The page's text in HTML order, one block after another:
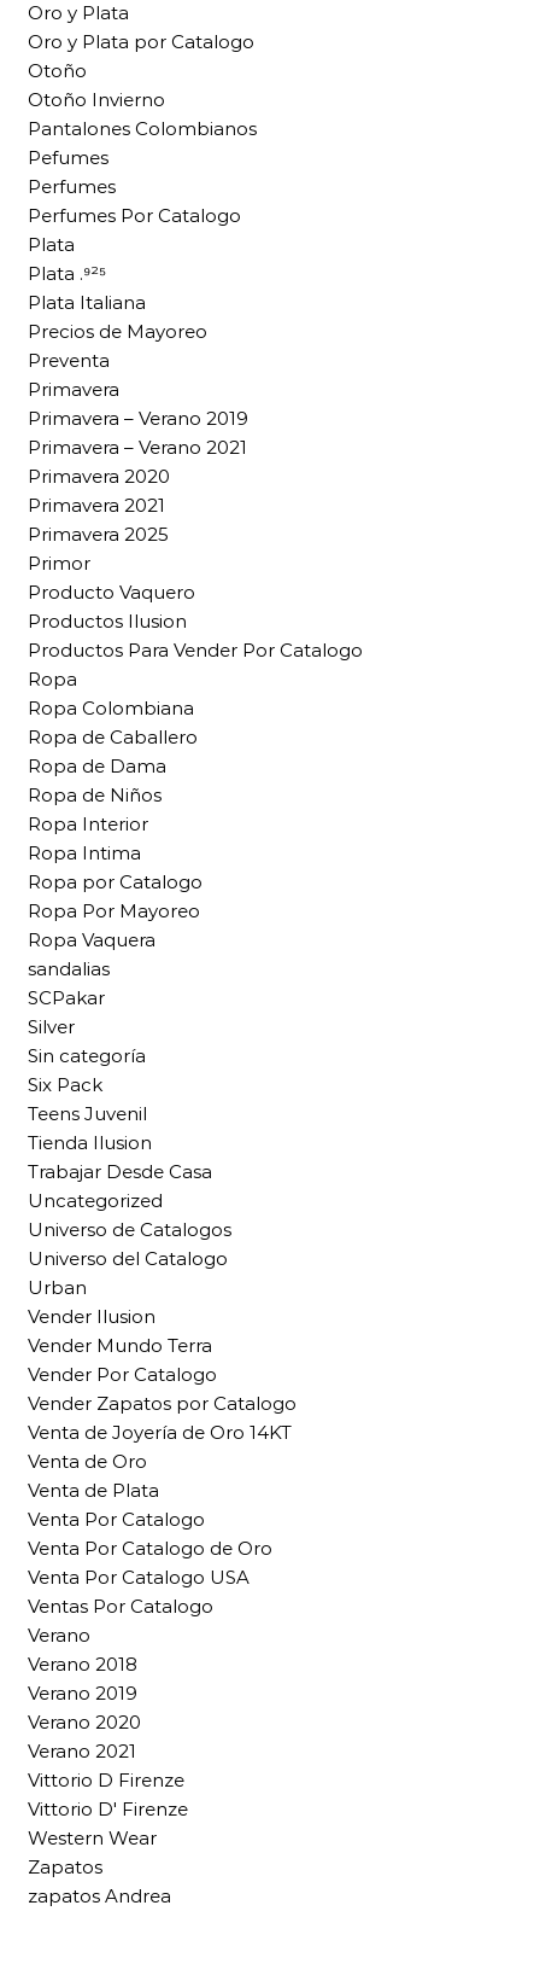
Oro y Plata
Oro y Plata por Catalogo
Otoño
Otoño Invierno
Pantalones Colombianos
Pefumes
Perfumes
Perfumes Por Catalogo
Plata
Plata .⁹²⁵
Plata Italiana
Precios de Mayoreo
Preventa
Primavera
Primavera – Verano 2019
Primavera – Verano 2021
Primavera 2020
Primavera 2021
Primavera 2025
Primor
Producto Vaquero
Productos Ilusion
Productos Para Vender Por Catalogo
Ropa
Ropa Colombiana
Ropa de Caballero
Ropa de Dama
Ropa de Niños
Ropa Interior
Ropa Intima
Ropa por Catalogo
Ropa Por Mayoreo
Ropa Vaquera
sandalias
SCPakar
Silver
Sin categoría
Six Pack
Teens Juvenil
Tienda Ilusion
Trabajar Desde Casa
Uncategorized
Universo de Catalogos
Universo del Catalogo
Urban
Vender Ilusion
Vender Mundo Terra
Vender Por Catalogo
Vender Zapatos por Catalogo
Venta de Joyería de Oro 14KT
Venta de Oro
Venta de Plata
Venta Por Catalogo
Venta Por Catalogo de Oro
Venta Por Catalogo USA
Ventas Por Catalogo
Verano
Verano 2018
Verano 2019
Verano 2020
Verano 2021
Vittorio D Firenze
Vittorio D' Firenze
Western Wear
Zapatos
zapatos Andrea